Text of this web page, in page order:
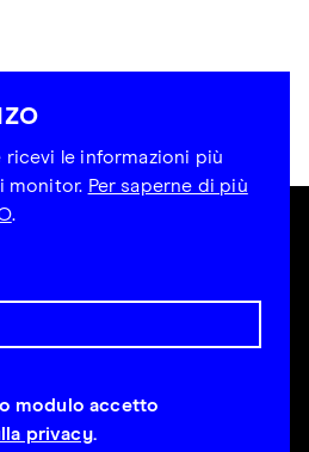
ricevi le informazioni più
monitor. Per saperne di più
.
modulo accetto
privacy.